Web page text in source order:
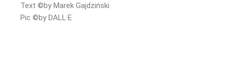
Text ©by Marek Gajdziński
Pic ©by DALL·E